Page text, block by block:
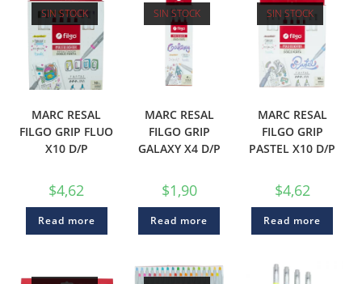
SIN STOCK
MARC RESAL
FILGO GRIP FLUO
X10 D/P
$4,62
Read more
SIN STOCK
MARC RESAL
FILGO GRIP
GALAXY X4 D/P
$1,90
Read more
SIN STOCK
MARC RESAL
FILGO GRIP
PASTEL X10 D/P
$4,62
Read more